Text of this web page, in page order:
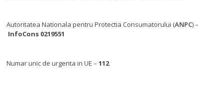
Autoritatea Nationala pentru Protectia Consumatorului (ANPC) –
InfoCons 0219551
Numar unic de urgenta in UE –112